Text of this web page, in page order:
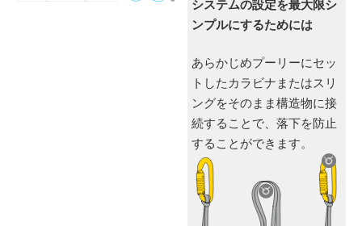
システムの設定を最大限シ
ンプルにするためには
あらかじめプーリーにセッ
トしたカラビナまたはスリ
ングをそのまま構造物に接
続することで、落下を防止
することができます。